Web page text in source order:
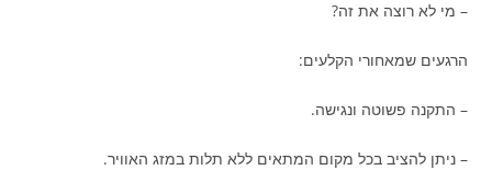
– מי לא רוצה את זה?
הרגעים שמאחורי הקלעים:
– התקנה פשוטה ונגישה.
– ניתן להציב בכל מקום המתאים ללא תלות במזג האוויר.